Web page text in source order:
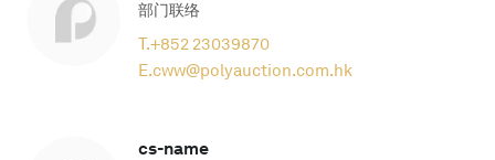
部门联络
T.+852 23039870
E.cww@polyauction.com.hk
cs-name